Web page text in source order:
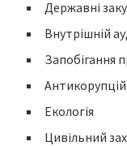
Державні
Внутрішній
Запобігання
Екологія
Цивільний